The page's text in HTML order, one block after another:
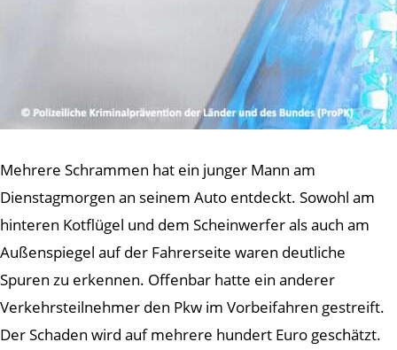
Mehrere Schrammen hat ein junger Mann am
Dienstagmorgen an seinem Auto entdeckt. Sowohl am
hinteren Kotflügel und dem Scheinwerfer als auch am
Außenspiegel auf der Fahrerseite waren deutliche
Spuren zu erkennen. Offenbar hatte ein anderer
Verkehrsteilnehmer den Pkw im Vorbeifahren gestreift.
Der Schaden wird auf mehrere hundert Euro geschätzt.